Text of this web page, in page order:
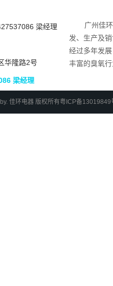
梁经理
华隆路2号
梁经理
广州佳
发、生产及
经过多年发
丰富的臭氧
佳环电器 版权所有粤ICP备13019849